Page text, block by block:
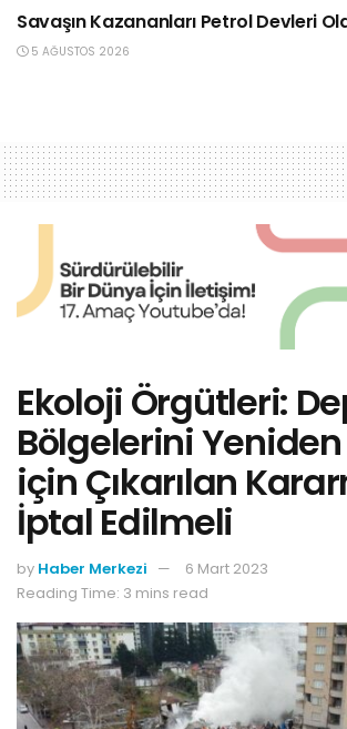
Savaşın Kazananları Petrol Devleri
5 AĞUSTOS 2026
Ekoloji Örgütleri:
Bölgelerini
için Çıkarılan
İptal Edilmeli
by Haber Merkezi
6 Mart 2023
Reading Time: 3 mins read